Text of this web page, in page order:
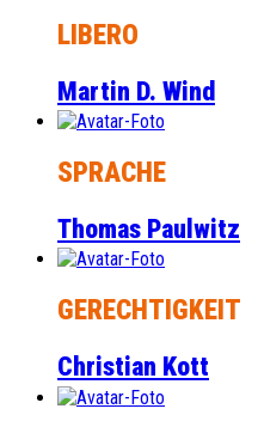
LIBERO
Martin D. Wind
SPRACHE
Thomas Paulwitz
GERECHTIGKEIT
Christian Kott